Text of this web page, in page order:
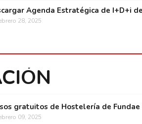
Agenda Estratégica de I+D+i
28, 2025
gratuitos de Hostelería de Fundae
09, 2025